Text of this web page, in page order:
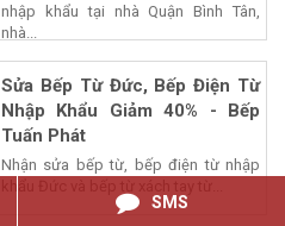
nhập khẩu tại nhà Quận Bình Tân,
nhà...
Sửa Bếp Từ Đức, Bếp Điện Từ
Nhập Khẩu Giảm 40% - Bếp
Tuấn Phát
Nhận sửa bếp từ, bếp điện từ nhập
SMS